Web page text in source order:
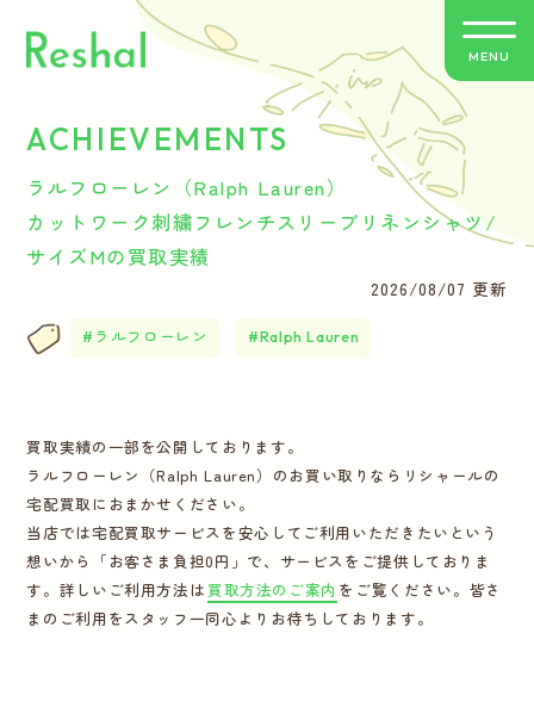
リシャールの特徴
買取方法のご案内
よくあるご質問
バイヤー紹介
運営会社
MENU
ACHIEVEMENTS
ラルフローレン（Ralph Lauren）
カットワーク刺繍フレンチスリーブリネンシャツ/
サイズMの買取実績
2026/08/07 更新
ラルフローレン Ralph Lauren
買取実績の一部を公開しております。
ラルフローレン（Ralph Lauren）のお買い取りならリシャールの
宅配買取におまかせください。
当店では宅配買取サービスを安心してご利用いただきたいという
想いから「お客さま負担0円」で、サービスをご提供しておりま
す。詳しいご利用方法は 買取方法のご案内 をご覧ください。皆さ
まのご利用をスタッフ一同心よりお待ちしております。